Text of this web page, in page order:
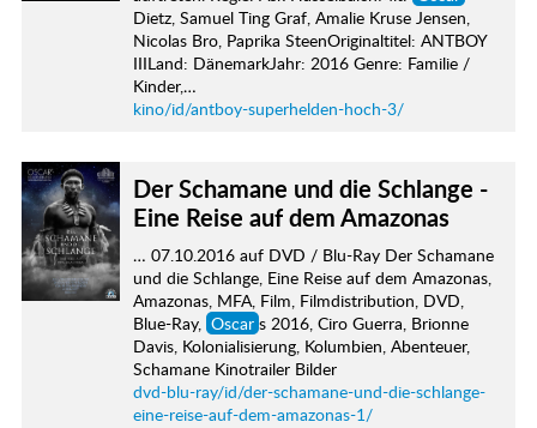
Dietz, Samuel Ting Graf, Amalie Kruse Jensen,
Nicolas Bro, Paprika SteenOriginaltitel: ANTBOY
IIILand: DänemarkJahr: 2016 Genre: Familie /
Kinder,…
kino/id/antboy-superhelden-hoch-3/
Der Schamane und die Schlange -
Eine Reise auf dem Amazonas
… 07.10.2016 auf DVD / Blu-Ray Der Schamane
und die Schlange, Eine Reise auf dem Amazonas,
Amazonas, MFA, Film, Filmdistribution, DVD,
Blue-Ray, Oscar s 2016, Ciro Guerra, Brionne
Davis, Kolonialisierung, Kolumbien, Abenteuer,
Schamane Kinotrailer Bilder
dvd-blu-ray/id/der-schamane-und-die-schlange-
eine-reise-auf-dem-amazonas-1/